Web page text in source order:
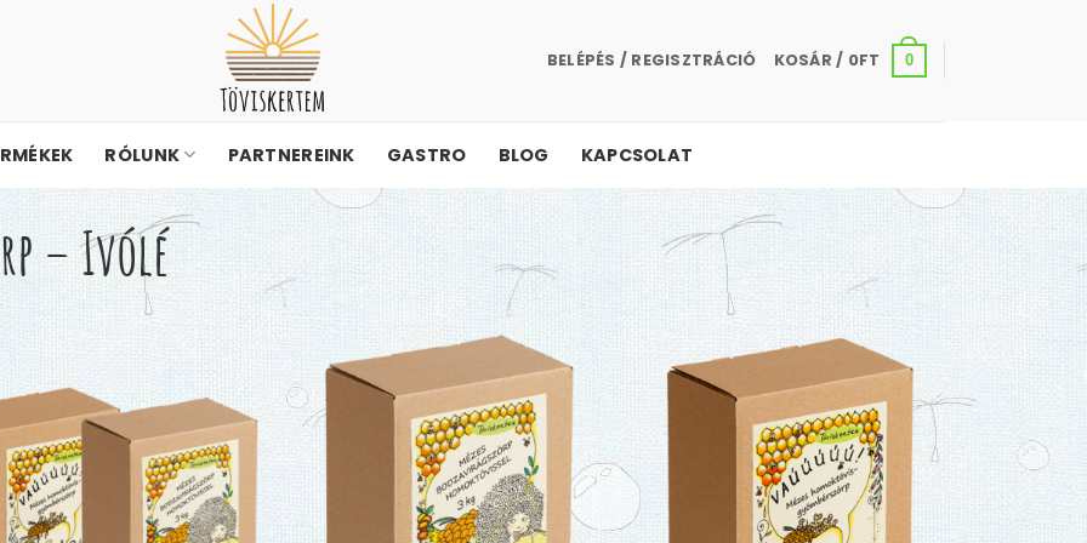
BELÉPÉS / REGISZTRÁCIÓ KOSÁR / 0FT 0
RÓLUNK PARTNEREINK GASTRO BLOG KAPCSOLAT
– Ivólé